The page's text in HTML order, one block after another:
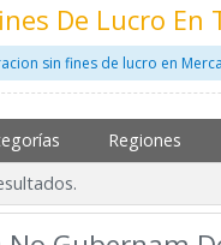
De Lucro En
sin fines de lucro en
Regiones